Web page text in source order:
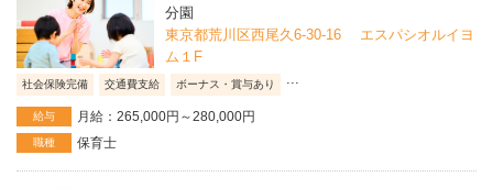
分園
東京都荒川区西尾久6-30-16 エスパシオルイヨ
ム１F
社会保険完備 交通費支給 ボーナス・賞与あり
給与 月給：265,000円～280,000円
職種 保育士